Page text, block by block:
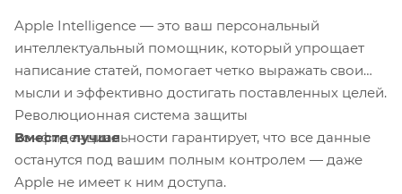
Apple Intelligence — это ваш персональный
интеллектуальный помощник, который упрощает
написание статей, помогает четко выражать свои
мысли и эффективно достигать поставленных целей.
Революционная система защиты
конфиденциальности гарантирует, что все данные
останутся под вашим полным контролем — даже
Apple не имеет к ним доступа.
Вместе лучше